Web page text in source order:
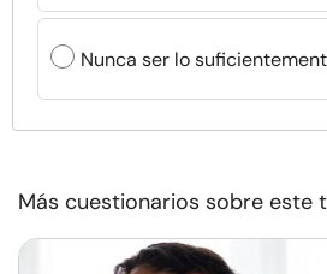
Nunca ser lo
Más cuestionarios sobre este